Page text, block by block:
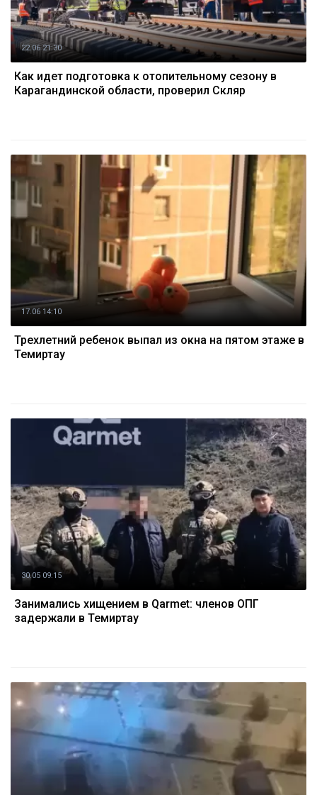
22.06 21:30
Как идет подготовка к отопительному сезону в
Карагандинской области, проверил Скляр
17.06 14:10
Трехлетний ребенок выпал из окна на пятом этаже в
Темиртау
30.05 09:15
Занимались хищением в Qarmet: членов ОПГ
задержали в Темиртау